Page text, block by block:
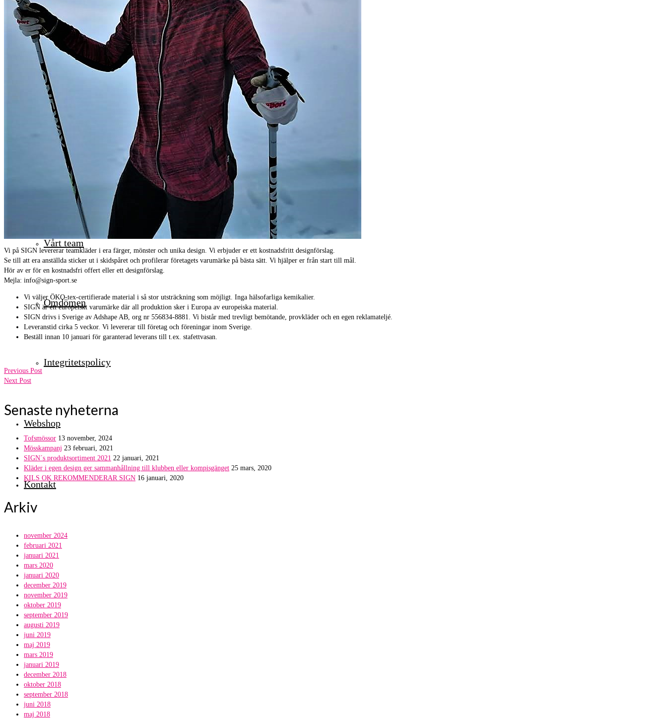
Profilkläder
Tillbehör/övrigt
Vårt team
Omdömen
Integritetspolicy
Webshop
Kontakt
Vi på SIGN levererar teamkläder i era färger, mönster och unika design. Vi erbjuder er ett kostnadsfritt designförslag.
Se till att era anställda sticker ut i skidspåret och profilerar företagets varumärke på bästa sätt. Vi hjälper er från start till mål.
Hör av er för en kostnadsfri offert eller ett designförslag.
Mejla: info@sign-sport.se
Vi väljer ÖKO-tex-certifierade material i så stor utsträckning som möjligt. Inga hälsofarliga kemikalier.
SIGN är ett europeiskt varumärke där all produktion sker i Europa av europeiska material.
SIGN drivs i Sverige av Adshape AB, org nr 556834-8881. Vi bistår med trevligt bemötande, provkläder och en egen reklamateljé.
Leveranstid cirka 5 veckor. Vi levererar till företag och föreningar inom Sverige.
Beställ innan 10 januari för garanterad leverans till t.ex. stafettvasan.
Previous Post
Next Post
Senaste nyheterna
Tofsmössor 13 november, 2024
Mösskampanj 23 februari, 2021
SIGN´s produktsortiment 2021 22 januari, 2021
Kläder i egen design ger sammanhållning till klubben eller kompisgänget 25 mars, 2020
KILS OK REKOMMENDERAR SIGN 16 januari, 2020
Arkiv
november 2024
februari 2021
januari 2021
mars 2020
januari 2020
december 2019
november 2019
oktober 2019
september 2019
augusti 2019
juni 2019
maj 2019
mars 2019
januari 2019
december 2018
oktober 2018
september 2018
juni 2018
maj 2018